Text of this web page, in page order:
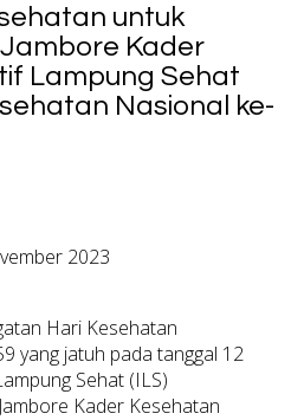
untuk
Jambore Kader
Lampung Sehat
Nasional ke-
2023
Hari Kesehatan
yang jatuh pada tanggal 12
Sehat (ILS)
Kader Kesehatan